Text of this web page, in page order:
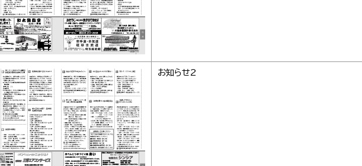
お知らせ2